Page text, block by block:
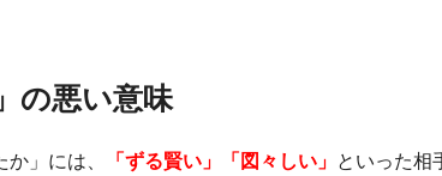
の悪い意味
」には、 「ずる賢い」「図々しい」 といった相